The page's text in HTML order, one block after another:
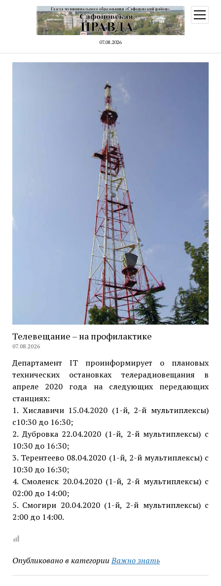
07.08.2026
меню
Телевещание – на профилактике
07.08.2026
Департамент IT проинформирует о плановых
технических остановках телерадиовещания в
апреле 2020 года на следующих передающих
станциях:
1. Хиславичи 15.04.2020 (1-й, 2-й мультиплексы)
с10:30 до 16:30;
2. Дубровка 22.04.2020 (1-й, 2-й мультиплексы) с
10:30 до 16:30;
3. Терентеево 08.04.2020 (1-й, 2-й мультиплексы) с
10:30 до 16:30;
4. Смоленск 20.04.2020 (1-й, 2-й мультиплексы) с
02:00 до 14:00;
5. Смогири 20.04.2020 (1-й, 2-й мультиплексы) с
2:00 до 14:00.
Опубликовано в категории Важно знать